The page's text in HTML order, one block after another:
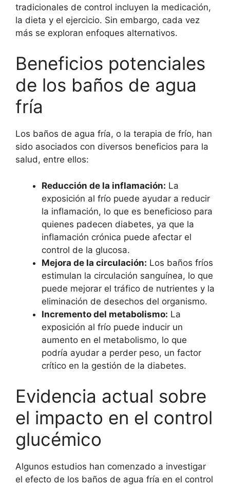
tradicionales de control incluyen la medicación,
la dieta y el ejercicio. Sin embargo, cada vez
más se exploran enfoques alternativos.
Beneficios potenciales
de los baños de agua
fría
Los baños de agua fría, o la terapia de frío, han
sido asociados con diversos beneficios para la
salud, entre ellos:
Reducción de la inflamación: La
exposición al frío puede ayudar a reducir
la inflamación, lo que es beneficioso para
quienes padecen diabetes, ya que la
inflamación crónica puede afectar el
control de la glucosa.
Mejora de la circulación: Los baños fríos
estimulan la circulación sanguínea, lo que
puede mejorar el tráfico de nutrientes y la
eliminación de desechos del organismo.
Incremento del metabolismo: La
exposición al frío puede inducir un
aumento en el metabolismo, lo que
podría ayudar a perder peso, un factor
crítico en la gestión de la diabetes.
Evidencia actual sobre
el impacto en el control
glucémico
Algunos estudios han comenzado a investigar
el efecto de los baños de agua fría en el control